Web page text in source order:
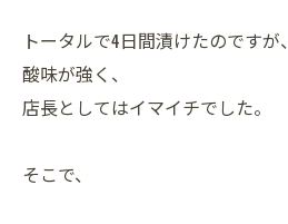
トータルで4日間漬けたのですが、
酸味が強く、
店長としてはイマイチでした。
そこで、